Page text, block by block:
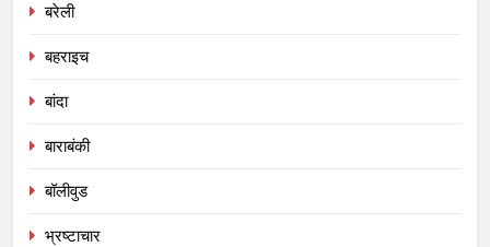
बरेली
बहराइच
बांदा
बाराबंकी
बॉलीवुड
भ्रष्टाचार